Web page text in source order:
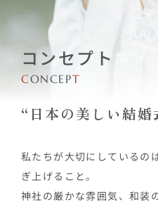
コンセプト
CONCEPT
“日本の美しい結婚
私たちが大切にしているの
ぎ上げること。
神社の厳かな雰囲気、和装